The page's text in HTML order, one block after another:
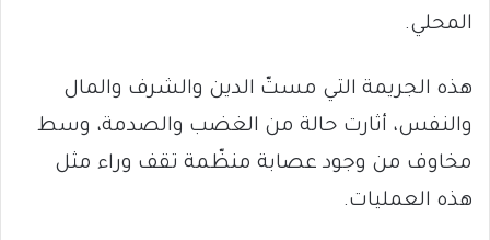
المحلي.
هذه الجريمة التي مستّ الدين والشرف والمال
والنفس، أثارت حالة من الغضب والصدمة، وسط
مخاوف من وجود عصابة منظّمة تقف وراء مثل
هذه العمليات.